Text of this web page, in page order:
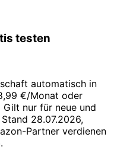
testen
automatisch in
€/Monat oder
nur für neue und
28.07.2026,
Partner verdienen